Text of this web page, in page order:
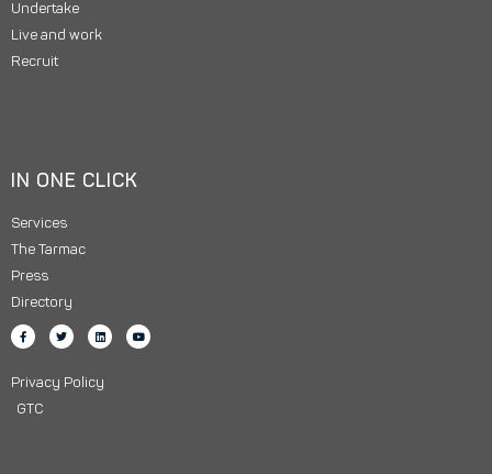
Undertake
Live and work
Recruit
IN ONE CLICK
Services
The Tarmac
Press
Directory
Privacy Policy
GTC